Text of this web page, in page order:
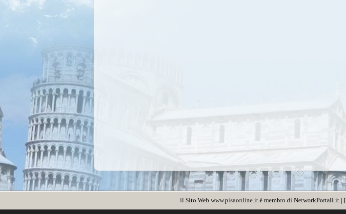
il Sito Web www.pisaonline.it è membro di NetworkPortali.it | [